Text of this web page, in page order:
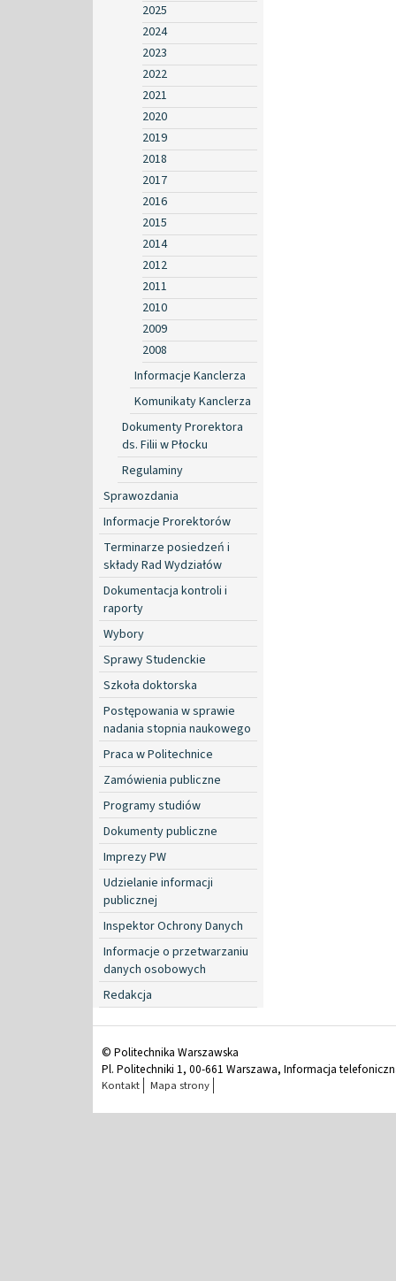
2025
2024
2023
2022
2021
2020
2019
2018
2017
2016
2015
2014
2012
2011
2010
2009
2008
Informacje Kanclerza
Komunikaty Kanclerza
Dokumenty Prorektora
ds. Filii w Płocku
Regulaminy
Sprawozdania
Informacje Prorektorów
Terminarze posiedzeń i
składy Rad Wydziałów
Dokumentacja kontroli i
raporty
Wybory
Sprawy Studenckie
Szkoła doktorska
Postępowania w sprawie
nadania stopnia naukowego
Praca w Politechnice
Zamówienia publiczne
Programy studiów
Dokumenty publiczne
Imprezy PW
Udzielanie informacji
publicznej
Inspektor Ochrony Danych
Informacje o przetwarzaniu
danych osobowych
Redakcja
© Politechnika Warszawska
Pl. Politechniki 1, 00-661 Warszawa, Informacja
Kontakt Mapa strony